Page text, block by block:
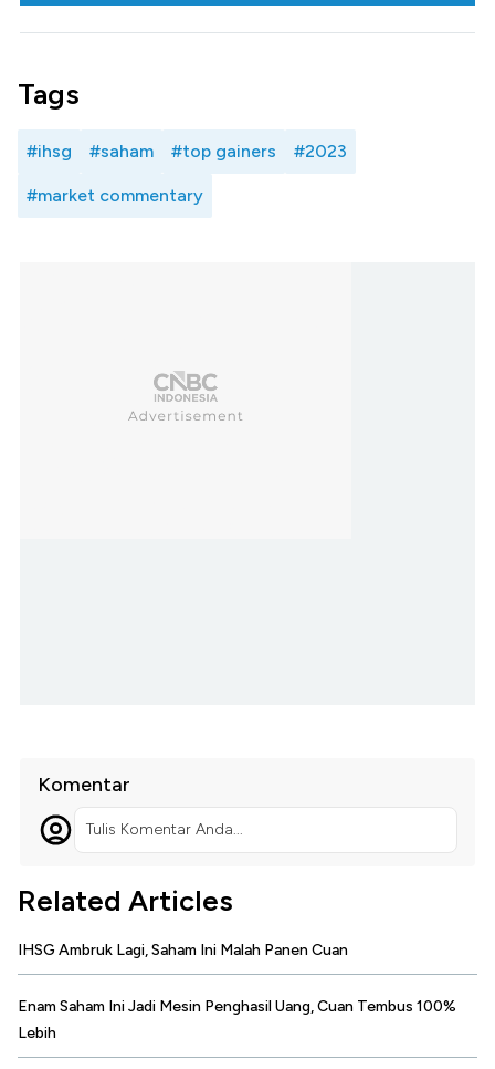
Tags
#ihsg #saham #top gainers #2023
#market commentary
Komentar
Tulis Komentar Anda...
Related Articles
IHSG Ambruk Lagi, Saham Ini Malah Panen Cuan
Enam Saham Ini Jadi Mesin Penghasil Uang, Cuan Tembus 100%
Lebih